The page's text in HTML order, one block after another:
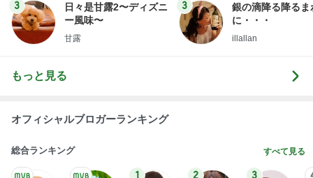
3
日々是甘露2〜ディズニ
ー風味〜
甘露
3
銀の滴降る降るま
に・・・
illallan
もっと見る
オフィシャルブロガーランキング
総合ランキング すべて見る
1 2 3